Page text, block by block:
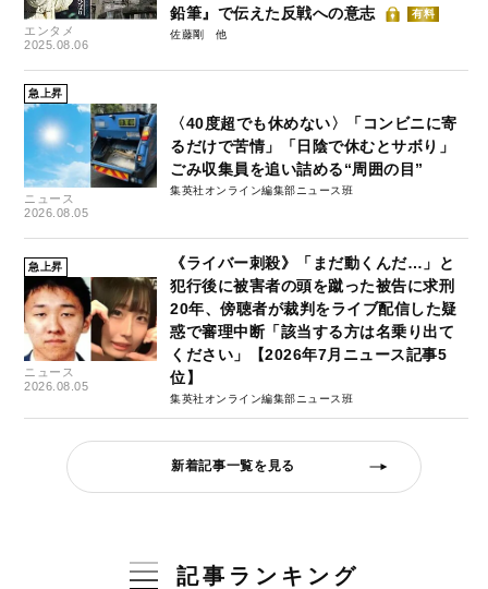
エンタメ
2025.08.06
鉛筆』で伝えた反戦への意志
有料
佐藤剛
急上昇
ニュース
2026.08.05
〈40度超でも休めない〉「コンビニに寄
るだけで苦情」「日陰で休むとサボり」
ごみ収集員を追い詰める“周囲の目”
集英社オンライン編集部ニュース班
急上昇
ニュース
2026.08.05
《ライバー刺殺》「まだ動くんだ…」と
犯行後に被害者の頭を蹴った被告に求刑
20年、傍聴者が裁判をライブ配信した疑
惑で審理中断「該当する方は名乗り出て
ください」【2026年7月ニュース記事5
位】
集英社オンライン編集部ニュース班
新着記事一覧を見る
記事ランキング